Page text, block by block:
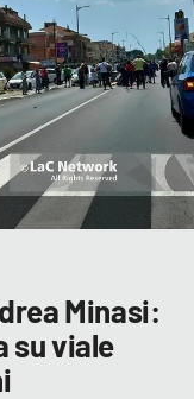
Minasi:
su viale